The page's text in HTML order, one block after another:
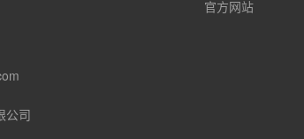
公司
官方网站